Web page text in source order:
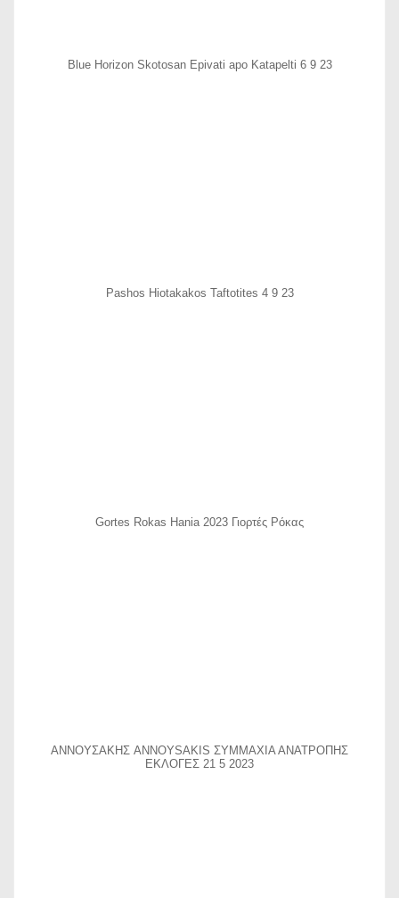
Blue Horizon Skotosan Epivati apo Katapelti 6 9 23
Pashos Hiotakakos Taftotites 4 9 23
Gortes Rokas Hania 2023 Γιορτές Ρόκας
ΑΝΝΟΥΣΑΚΗΣ ANNOYSAKIS ΣΥΜΜΑΧΙΑ ΑΝΑΤΡΟΠΗΣ
ΕΚΛΟΓΕΣ 21 5 2023